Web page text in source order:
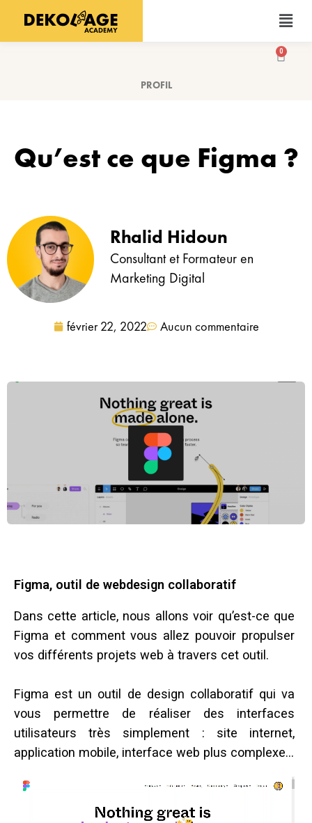
Menu
0
Panier
PROFIL
Qu’est ce que Figma ?
Rhalid Hidoun
Consultant et Formateur en
Marketing Digital
février 22, 2022 Aucun commentaire
Figma, outil de webdesign collaboratif
Dans cette article, nous allons voir qu’est-ce que
Figma et comment vous allez pouvoir propulser
vos différents projets web à travers cet outil.
Figma est un outil de design collaboratif qui va
vous permettre de réaliser des interfaces
utilisateurs très simplement : site internet,
application mobile, interface web plus complexe…